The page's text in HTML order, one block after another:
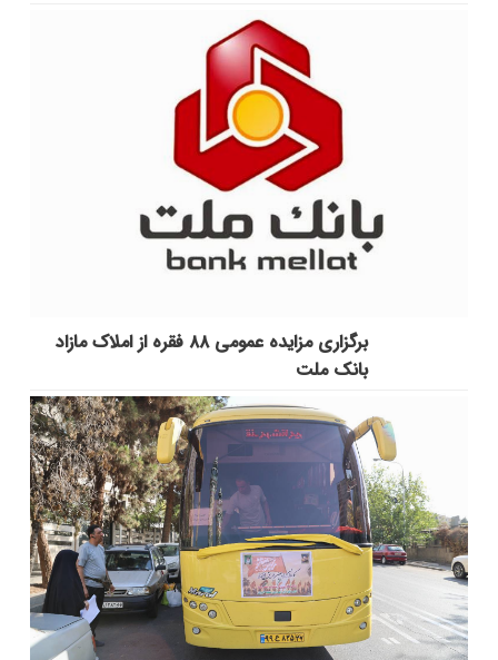
برگزاری مزایده عمومی ۸۸ فقره از املاک مازاد
بانک ملت